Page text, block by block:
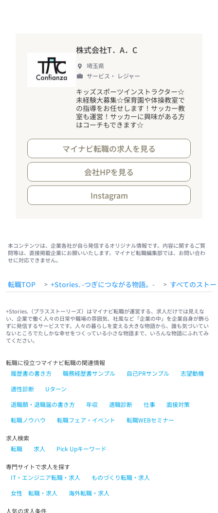
株式会社T．A．C
埼玉県
サービス・ レジャー
キッズスポーツインストラクター☆
未経験大募集☆保育園や体操教室で
の指導をお任せします ！ サッカー教
室も運営 ！ サッカーに興味がある方
はコーチもできます☆
マイナビ転職の求人を見る
会社HPを見る
Instagram
本コンテンツは、企業各社が自ら発信するオリジナル情報です。内容に関するご質
問等は、直接掲載企業にお願いいたします。マイナビ転職編集部では、お問い合わ
せに対応できません。
転職TOP > +Stories. -つぎにつながる物語。- > すべてのスト
+Stories.（プラスストーリーズ）はマイナビ転職が運営する、求人だけでは見えな
い、企業で働く人々の日常や職場の雰囲気、社風など「企業の中」を企業自身が飾ら
ずに発信するサービスです。人々の暮らしを変える大きな物語から、誰も気づいてい
ないところでたしかな幸せをつくっている小さな物語まで、いろんな物語にふれてみ
てください。
転職に役立つマイナビ転職の関連情報
履歴書の書き方
職務経歴書サンプル 自己PRサンプル
志望動機
適性診断
Uターン
退職願・退職届の書き方
年収 適職診断 仕事
面接対策
転職ノウハウ
転職フェア・イベント 転職WEBセミナー
求人検索
転職
求人 Pick Upキーワード
専門サイトで求人を探す
IT・エンジニア転職・求人
ものづくり転職・求人
女性 転職・求人
海外転職・求人
人気の求人条件